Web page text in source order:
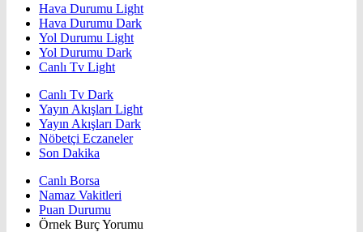
Hava Durumu Light
Hava Durumu Dark
Yol Durumu Light
Yol Durumu Dark
Canlı Tv Light
Canlı Tv Dark
Yayın Akışları Light
Yayın Akışları Dark
Nöbetçi Eczaneler
Son Dakika
Canlı Borsa
Namaz Vakitleri
Puan Durumu
Örnek Burç Yorumu